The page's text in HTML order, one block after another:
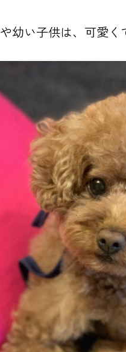
や幼い子供は、可愛